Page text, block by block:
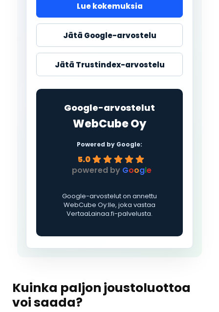
Lue kokemuksia
Jätä Google-arvostelu
Jätä Trustindex-arvostelu
Google-arvostelut
WebCube Oy
Powered by Google:
5.0
powered by Google
Google-arvostelut on annettu
WebCube Oy:lle, joka vastaa
VertaaLainaa.fi-palvelusta.
Kuinka paljon joustoluottoa
voi saada?